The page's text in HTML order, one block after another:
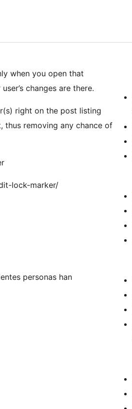
when you open that
changes are there.
right on the post listing
removing any chance of
lock-marker/
personas han